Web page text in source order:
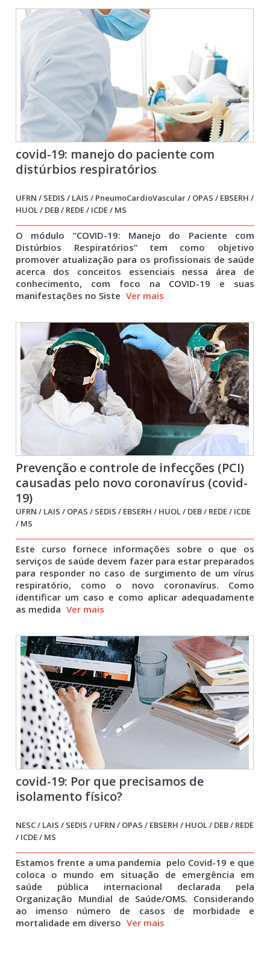
covid-19: manejo do paciente com
distúrbios respiratórios
UFRN / SEDIS / LAIS / PneumoCardioVascular / OPAS / EBSERH /
HUOL / DEB / REDE / ICDE / MS
O módulo “COVID-19: Manejo do Paciente com
Distúrbios Respiratórios” tem como objetivo
promover atualização para os profissionais de saúde
acerca dos conceitos essenciais nessa área de
conhecimento, com foco na COVID-19 e suas
manifestações no Siste Ver mais
Prevenção e controle de infecções (PCI)
causadas pelo novo coronavírus (covid-
19)
UFRN / LAIS / OPAS / SEDIS / EBSERH / HUOL / DEB / REDE / ICDE
/ MS
Este curso fornece informações sobre o que os
serviços de saúde devem fazer para estar preparados
para responder no caso de surgimento de um vírus
respiratório, como o novo coronavírus. Como
identificar um caso e como aplicar adequadamente
as medida Ver mais
covid-19: Por que precisamos de
isolamento físico?
NESC / LAIS / SEDIS / UFRN / OPAS / EBSERH / HUOL / DEB / REDE
/ ICDE / MS
Estamos frente a uma pandemia pelo Covid-19 e que
coloca o mundo em situação de emergência em
saúde pública internacional declarada pela
Organização Mundial de Saúde/OMS. Considerando
ao imenso número de casos de morbidade e
mortalidade em diverso Ver mais